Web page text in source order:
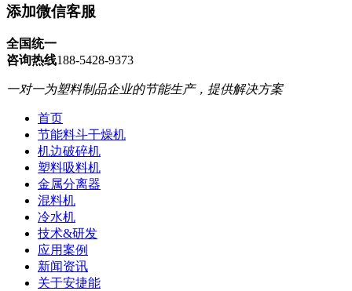
添加微信客服
全国统一
咨询热线188-5428-9373
一对一为塑料制品企业的节能生产，提供解决方案
首页
节能料斗干燥机
机边破碎机
塑料吸料机
金属分离器
混料机
冷水机
技术&研发
应用案例
新闻资讯
关于安捷能